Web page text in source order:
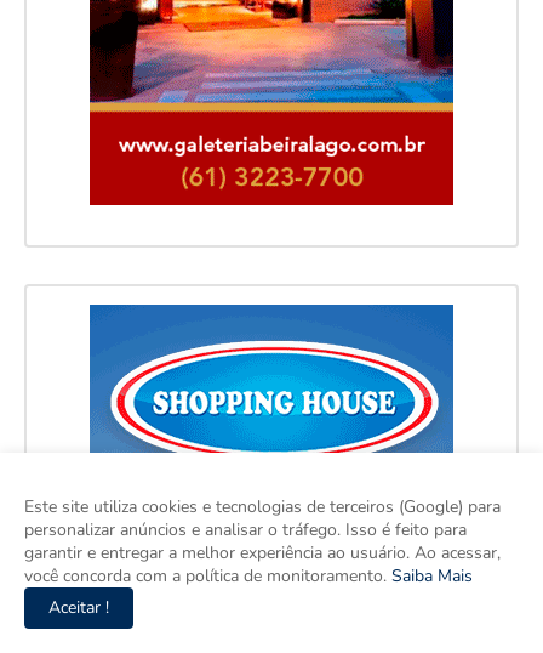
Este site utiliza cookies e tecnologias de terceiros (Google) para
personalizar anúncios e analisar o tráfego. Isso é feito para
garantir e entregar a melhor experiência ao usuário. Ao acessar,
você concorda com a política de monitoramento. Saiba Mais
Aceitar !